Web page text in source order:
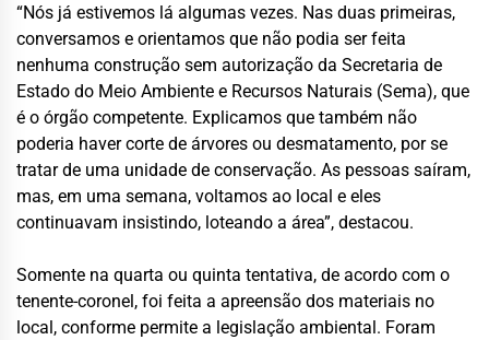
“Nós já estivemos lá algumas vezes. Nas duas primeiras,
conversamos e orientamos que não podia ser feita
nenhuma construção sem autorização da Secretaria de
Estado do Meio Ambiente e Recursos Naturais (Sema), que
é o órgão competente. Explicamos que também não
poderia haver corte de árvores ou desmatamento, por se
tratar de uma unidade de conservação. As pessoas saíram,
mas, em uma semana, voltamos ao local e eles
continuavam insistindo, loteando a área”, destacou.
Somente na quarta ou quinta tentativa, de acordo com o
tenente-coronel, foi feita a apreensão dos materiais no
local, conforme permite a legislação ambiental. Foram